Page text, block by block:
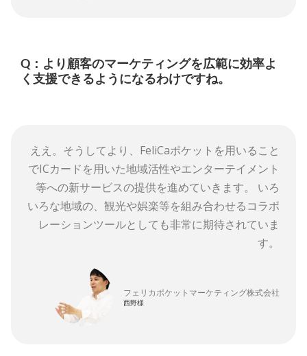
Q：より顧客のマーケティングを広範に効率よ
く支援できるようになるわけですね。
ええ。そうしてより、FeliCaポケットを用いること
でICカードを用いた地域活性やエンターテイメント
等への新サービスの提供を進めていきます。 いろ
いろな地域の、観光や娯楽等を組み合わせるコラボ
レーションツールとしても非常に期待されていま
す。
フェリカポケットマーケティング株式会社
西野様